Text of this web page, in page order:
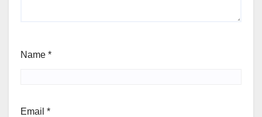
Name *
Email *